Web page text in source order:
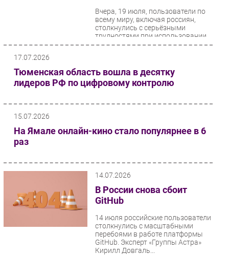
Вчера, 19 июля, пользователи по
всему миру, включая россиян,
столкнулись с серьёзными
трудностями при использовании
чат-бота от OpenAI....
17.07.2026
Тюменская область вошла в десятку
лидеров РФ по цифровому контролю
15.07.2026
На Ямале онлайн-кино стало популярнее в 6
раз
14.07.2026
В России снова сбоит
GitHub
14 июля российские пользователи
столкнулись с масштабными
перебоями в работе платформы
GitHub. Эксперт «Группы Астра»
Кирилл Довгаль...